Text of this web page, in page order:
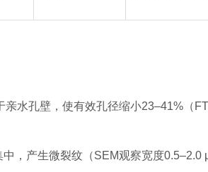
亲水孔壁，使有效孔径缩小23–41%（
，产生微裂纹（SEM观察宽度0.5–2.0